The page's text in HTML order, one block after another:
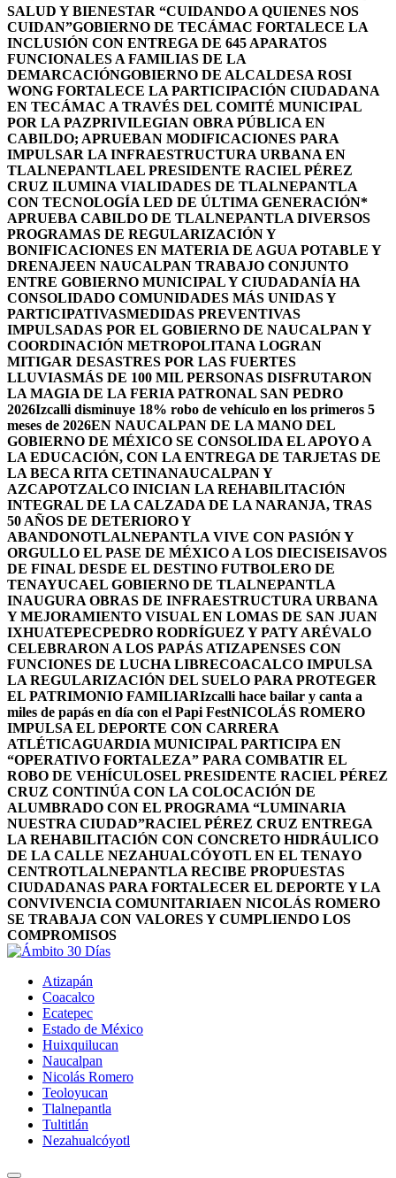
SALUD Y BIENESTAR “CUIDANDO A QUIENES NOS
CUIDAN”GOBIERNO DE TECÁMAC FORTALECE LA
INCLUSIÓN CON ENTREGA DE 645 APARATOS
FUNCIONALES A FAMILIAS DE LA
DEMARCACIÓNGOBIERNO DE ALCALDESA ROSI
WONG FORTALECE LA PARTICIPACIÓN CIUDADANA
EN TECÁMAC A TRAVÉS DEL COMITÉ MUNICIPAL
POR LA PAZPRIVILEGIAN OBRA PÚBLICA EN
CABILDO; APRUEBAN MODIFICACIONES PARA
IMPULSAR LA INFRAESTRUCTURA URBANA EN
TLALNEPANTLAEL PRESIDENTE RACIEL PÉREZ
CRUZ ILUMINA VIALIDADES DE TLALNEPANTLA
CON TECNOLOGÍA LED DE ÚLTIMA GENERACIÓN*
APRUEBA CABILDO DE TLALNEPANTLA DIVERSOS
PROGRAMAS DE REGULARIZACIÓN Y
BONIFICACIONES EN MATERIA DE AGUA POTABLE Y
DRENAJEEN NAUCALPAN TRABAJO CONJUNTO
ENTRE GOBIERNO MUNICIPAL Y CIUDADANÍA HA
CONSOLIDADO COMUNIDADES MÁS UNIDAS Y
PARTICIPATIVASMEDIDAS PREVENTIVAS
IMPULSADAS POR EL GOBIERNO DE NAUCALPAN Y
COORDINACIÓN METROPOLITANA LOGRAN
MITIGAR DESASTRES POR LAS FUERTES
LLUVIASMÁS DE 100 MIL PERSONAS DISFRUTARON
LA MAGIA DE LA FERIA PATRONAL SAN PEDRO
2026Izcalli disminuye 18% robo de vehículo en los primeros 5
meses de 2026EN NAUCALPAN DE LA MANO DEL
GOBIERNO DE MÉXICO SE CONSOLIDA EL APOYO A
LA EDUCACIÓN, CON LA ENTREGA DE TARJETAS DE
LA BECA RITA CETINANAUCALPAN Y
AZCAPOTZALCO INICIAN LA REHABILITACIÓN
INTEGRAL DE LA CALZADA DE LA NARANJA, TRAS
50 AÑOS DE DETERIORO Y
ABANDONOTLALNEPANTLA VIVE CON PASIÓN Y
ORGULLO EL PASE DE MÉXICO A LOS DIECISEISAVOS
DE FINAL DESDE EL DESTINO FUTBOLERO DE
TENAYUCAEL GOBIERNO DE TLALNEPANTLA
INAUGURA OBRAS DE INFRAESTRUCTURA URBANA
Y MEJORAMIENTO VISUAL EN LOMAS DE SAN JUAN
IXHUATEPECPEDRO RODRÍGUEZ Y PATY ARÉVALO
CELEBRARON A LOS PAPÁS ATIZAPENSES CON
FUNCIONES DE LUCHA LIBRECOACALCO IMPULSA
LA REGULARIZACIÓN DEL SUELO PARA PROTEGER
EL PATRIMONIO FAMILIARIzcalli hace bailar y canta a
miles de papás en día con el Papi FestNICOLÁS ROMERO
IMPULSA EL DEPORTE CON CARRERA
ATLÉTICAGUARDIA MUNICIPAL PARTICIPA EN
“OPERATIVO FORTALEZA” PARA COMBATIR EL
ROBO DE VEHÍCULOSEL PRESIDENTE RACIEL PÉREZ
CRUZ CONTINÚA CON LA COLOCACIÓN DE
ALUMBRADO CON EL PROGRAMA “LUMINARIA
NUESTRA CIUDAD”RACIEL PÉREZ CRUZ ENTREGA
LA REHABILITACIÓN CON CONCRETO HIDRÁULICO
DE LA CALLE NEZAHUALCÓYOTL EN EL TENAYO
CENTROTLALNEPANTLA RECIBE PROPUESTAS
CIUDADANAS PARA FORTALECER EL DEPORTE Y LA
CONVIVENCIA COMUNITARIAEN NICOLÁS ROMERO
SE TRABAJA CON VALORES Y CUMPLIENDO LOS
COMPROMISOS
Atizapán
Coacalco
Ecatepec
Estado de México
Huixquilucan
Naucalpan
Nicolás Romero
Teoloyucan
Tlalnepantla
Tultitlán
Nezahualcóyotl